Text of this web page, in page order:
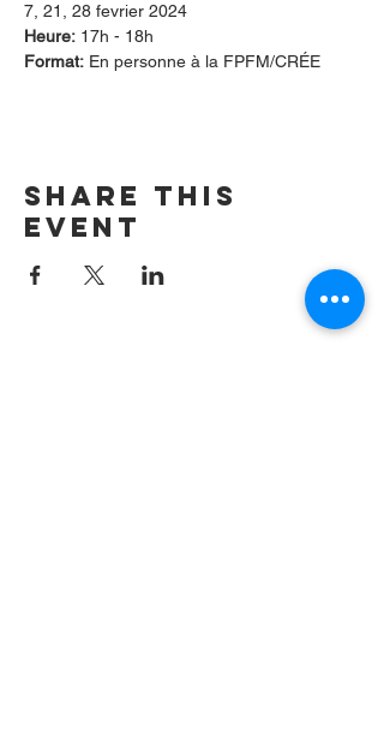
7, 21, 28 fevrier 2024
Heure: 17h - 18h
Format: En personne à la FPFM/CRÉE
Share this
event